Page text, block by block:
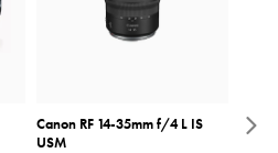
Canon RF 14-35mm f/4 L IS
USM